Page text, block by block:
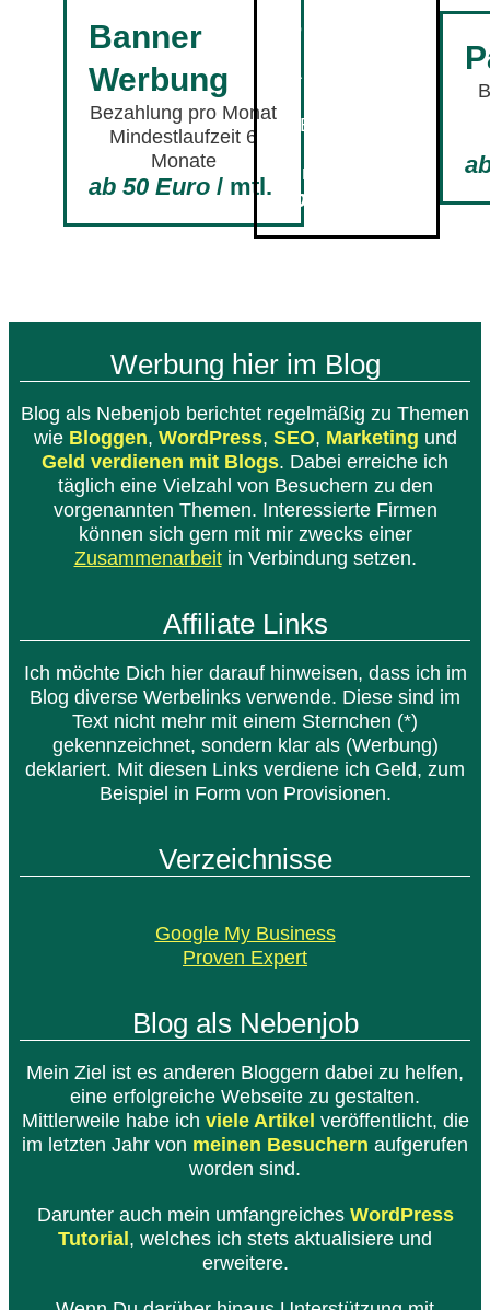
Banner
Werbung
Bezahlung pro Monat
Mindestlaufzeit 6
Monate
ab 50 Euro/ mtl.
Bezahlte
Bezahlung
Mindestlaufzeit
ab 300 Euro
Werbung hier im Blog
Blog als Nebenjob berichtet regelmäßig zu Themen
wie Bloggen, WordPress, SEO, Marketing und
Geld verdienen mit Blogs. Dabei erreiche ich
täglich eine Vielzahl von Besuchern zu den
vorgenannten Themen. Interessierte Firmen
können sich gern mit mir zwecks einer
Zusammenarbeitin Verbindung setzen.
Affiliate Links
Ich möchte Dich hier darauf hinweisen, dass ich im
Blog diverse Werbelinks verwende. Diese sind im
Text nicht mehr mit einem Sternchen (*)
gekennzeichnet, sondern klar als (Werbung)
deklariert. Mit diesen Links verdiene ich Geld, zum
Beispiel in Form von Provisionen.
Verzeichnisse
Google My Business
Proven Expert
Blog als Nebenjob
Mein Ziel ist es anderen Bloggern dabei zu helfen,
eine erfolgreiche Webseite zu gestalten.
Mittlerweile habe ich viele Artikel veröffentlicht, die
im letzten Jahr von meinen Besuchern aufgerufen
worden sind.
Darunter auch mein umfangreiches WordPress
Tutorial, welches ich stets aktualisiere und
erweitere.